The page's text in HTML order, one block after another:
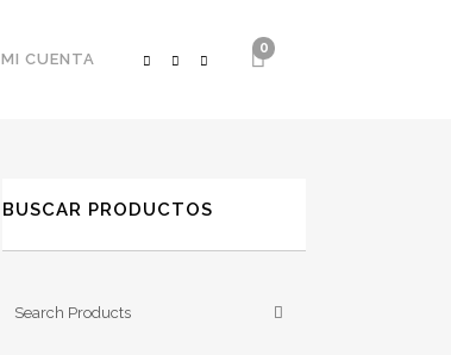
0
MI CUENTA
BUSCAR PRODUCTOS